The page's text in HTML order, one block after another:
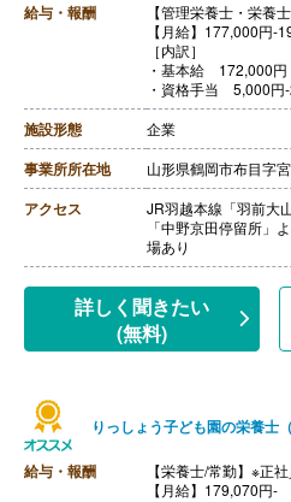
給与・報酬
【管理栄養士・栄養
【月給】177,000円-
［内訳］
・基本給 172,000円
・資格手当 5,000円
※管理栄養士保有で
【賞与】年2回（計
【通勤手当】あり（
【昇給】あり（1月あ
績
【退職金】あり※退
施設形態 企業
事業所所在地 山形県鶴岡市布目字
アクセス
JR羽越本線「羽前大
「中野京田停留所」
場あり
詳しく聞きたい
(無料)
りっしょう子ども園の栄養士
給与・報酬
【栄養士/常勤】※正
【月給】179,070円-